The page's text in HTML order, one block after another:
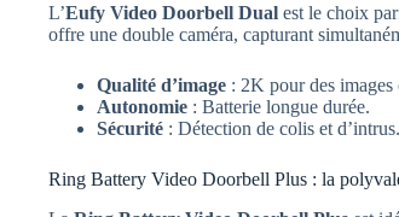
L’Eufy Video Doorbell Dual est le choix
offre une double caméra, capturant
Qualité d’image : 2K pour des images
Autonomie : Batterie longue durée.
Sécurité : Détection de colis et d’intrus.
Ring Battery Video Doorbell Plus : la